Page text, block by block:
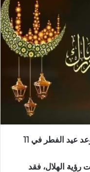
أشارت مراكز البحوث الفلكية إلى موعد عيد الفطر في 11
رؤية الهلال، فقد